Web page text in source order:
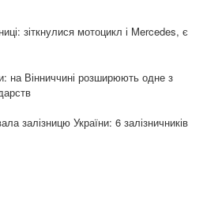
зіткнулися мотоцикл і Mercedes, є
на Вінниччині розширюють одне з
залізницю України: 6 залізничників